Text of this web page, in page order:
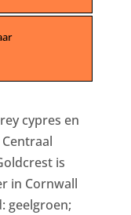
cypres en
is
in Cornwall
geelgroen;